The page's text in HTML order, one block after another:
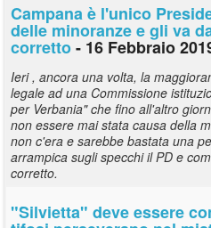
Campana è l'unico
delle minoranze e gli va
corretto- 16 Febbraio
Ieri , ancora una volta, la
legale ad una Commissione
per Verbania" che fino all'altro
non essere mai stata causa della
non c'era e sarebbe bastata una
arrampica sugli specchi il PD e
corretto.
"Silvietta" deve essere